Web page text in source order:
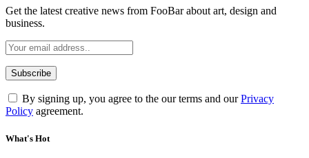
Get the latest creative news from FooBar about art, design and
business.
By signing up, you agree to the our terms and ourPrivacy
Policy agreement.
What's Hot